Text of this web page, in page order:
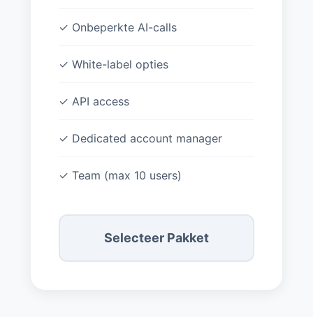
✓ Onbeperkte AI-calls
✓ White-label opties
✓ API access
✓ Dedicated account manager
✓ Team (max 10 users)
Selecteer Pakket